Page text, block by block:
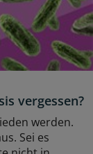
vergessen?
werden.
Sei es